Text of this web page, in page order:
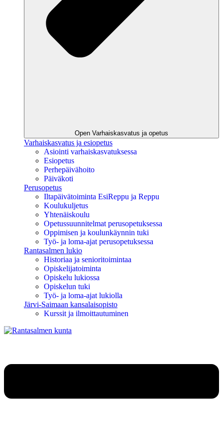
Open Varhaiskasvatus ja opetus
Varhaiskasvatus ja esiopetus
Asiointi varhaiskasvatuksessa
Esiopetus
Perhepäivähoito
Päiväkoti
Perusopetus
Iltapäivätoiminta EsiReppu ja Reppu
Koulukuljetus
Yhtenäiskoulu
Opetussuunnitelmat perusopetuksessa
Oppimisen ja koulunkäynnin tuki
Työ- ja loma-ajat perusopetuksessa
Rantasalmen lukio
Historiaa ja senioritoimintaa
Opiskelijatoiminta
Opiskelu lukiossa
Opiskelun tuki
Työ- ja loma-ajat lukiolla
Järvi-Saimaan kansalaisopisto
Kurssit ja ilmoittautuminen